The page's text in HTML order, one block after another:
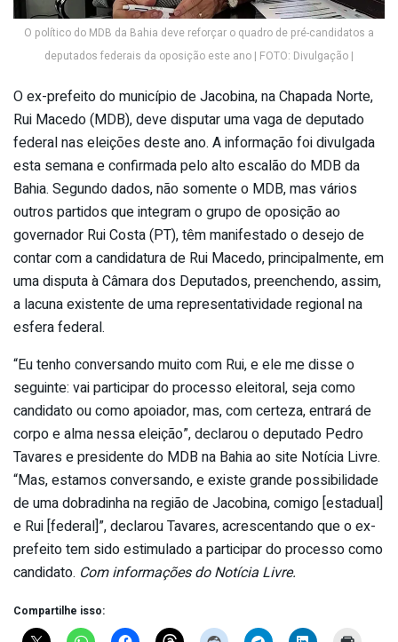
O político do MDB da Bahia deve reforçar o quadro de pré-candidatos a
deputados federais da oposição este ano | FOTO: Divulgação |
O ex-prefeito do município de Jacobina, na Chapada Norte,
Rui Macedo (MDB), deve disputar uma vaga de deputado
federal nas eleições deste ano. A informação foi divulgada
esta semana e confirmada pelo alto escalão do MDB da
Bahia. Segundo dados, não somente o MDB, mas vários
outros partidos que integram o grupo de oposição ao
governador Rui Costa (PT), têm manifestado o desejo de
contar com a candidatura de Rui Macedo, principalmente, em
uma disputa à Câmara dos Deputados, preenchendo, assim,
a lacuna existente de uma representatividade regional na
esfera federal.
“Eu tenho conversando muito com Rui, e ele me disse o
seguinte: vai participar do processo eleitoral, seja como
candidato ou como apoiador, mas, com certeza, entrará de
corpo e alma nessa eleição”, declarou o deputado Pedro
Tavares e presidente do MDB na Bahia ao site Notícia Livre.
“Mas, estamos conversando, e existe grande possibilidade
de uma dobradinha na região de Jacobina, comigo [estadual]
e Rui [federal]”, declarou Tavares, acrescentando que o ex-
prefeito tem sido estimulado a participar do processo como
candidato. Com informações do Notícia Livre.
Compartilhe isso: